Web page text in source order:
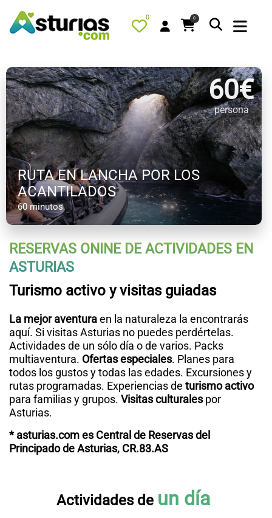
0 0
PORTADA
QUÉ HACER
ALOJAMIENTOS
RESTAURANTES
TURISMO ACTIVO
TIENDA
OFERTAS
60€
persona
RUTA EN LANCHA POR LOS
ACANTILADOS
60 minutos
RESERVAS ONINE DE ACTIVIDADES EN
ASTURIAS
Turismo activo y visitas guiadas
La mejor aventuraen la naturaleza la encontrarás
aquí. Si visitas Asturias no puedes perdértelas.
Actividades de un sólo día o de varios. Packs
multiaventura. Ofertas especiales. Planes para
todos los gustos y todas las edades. Excursiones y
rutas programadas. Experiencias de turismo activo
para familias y grupos. Visitas culturalespor
Asturias.
* asturias.com es Central de Reservas del
Principado de Asturias, CR.83.AS
Actividades de un día